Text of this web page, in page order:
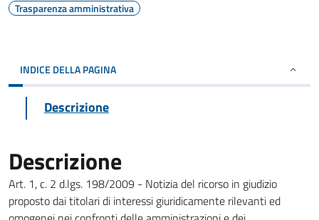
Trasparenza amministrativa
INDICE DELLA PAGINA
Descrizione
Descrizione
Art. 1, c. 2 d.lgs. 198/2009 - Notizia del ricorso in giudizio
proposto dai titolari di interessi giuridicamente rilevanti ed